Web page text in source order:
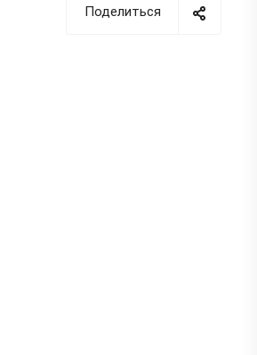
сварка полимерных
Поделиться